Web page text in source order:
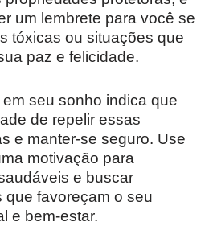
um lembrete para você se
tóxicas ou situações que
paz e felicidade.
seu sonho indica que
de repelir essas
e manter-se seguro. Use
motivação para
e buscar
que favoreçam o seu
e bem-estar.